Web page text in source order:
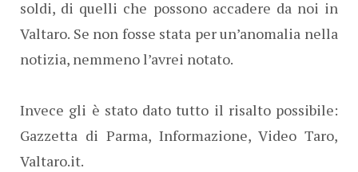
soldi, di quelli che possono accadere da noi in
Valtaro. Se non fosse stata per un’anomalia nella
notizia, nemmeno l’avrei notato.
Invece gli è stato dato tutto il risalto possibile:
Gazzetta di Parma, Informazione, Video Taro,
Valtaro.it.